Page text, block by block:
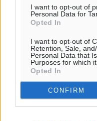
I want to opt-out of
Personal Data for
Opted In
I want to opt-out of
Retention, Sale,
Personal Data that
Purposes for which
Opted In
CONFIRM
Με 13,1% κάλυψη
συμβάσεις, η Ελλάδα
Στο νοσοκομείο της
Τοπικές Ειδήσεις